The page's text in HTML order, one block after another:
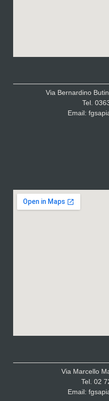
Via Bernardino
Tel.
Email:
Via Marcello
Tel. 02
Email: